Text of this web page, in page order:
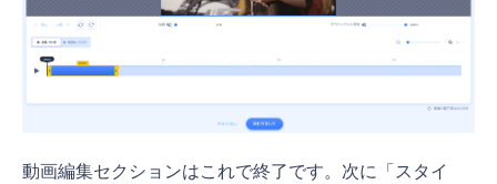
動画編集セクションはこれで終了です。次に「スタイ